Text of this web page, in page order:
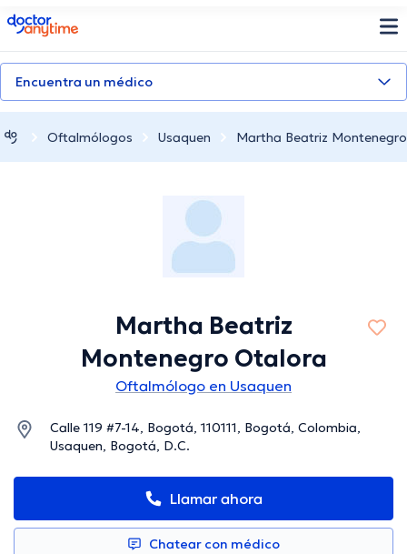
doctoranytime
Encuentra un médico
Oftalmólogos Usaquen Martha Beatriz
Martha Beatriz
Montenegro Otalora
Oftalmólogo en Usaquen
Calle 119 #7-14, Bogotá, 110111, Bogotá, Colombia,
Usaquen, Bogotá, D.C.
Llamar ahora
Chatear con médico